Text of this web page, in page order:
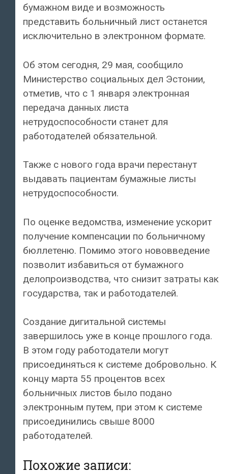
бумажном виде и возможность
представить больничный лист останется
исключительно в электронном формате.
Об этом сегодня, 29 мая, сообщило
Министерство социальных дел Эстонии,
отметив, что с 1 января электронная
передача данных листа
нетрудоспособности станет для
работодателей обязательной.
Также с нового года врачи перестанут
выдавать пациентам бумажные листы
нетрудоспособности.
По оценке ведомства, изменение ускорит
получение компенсации по больничному
бюллетеню. Помимо этого нововведение
позволит избавиться от бумажного
делопроизводства, что снизит затраты как
государства, так и работодателей.
Создание дигитальной системы
завершилось уже в конце прошлого года.
В этом году работодатели могут
присоединяться к системе добровольно. К
концу марта 55 процентов всех
больничных листов было подано
электронным путем, при этом к системе
присоединились свыше 8000
работодателей.
Похожие записи: